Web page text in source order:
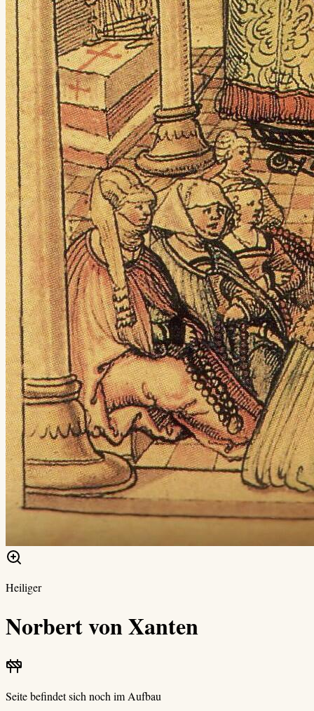
Heiliger
Norbert von Xanten
Seite befindet sich noch im Aufbau